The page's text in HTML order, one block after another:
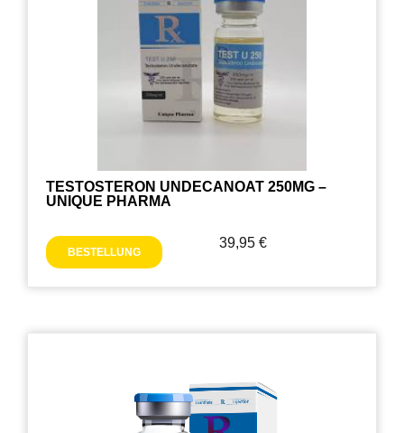
TESTOSTERON UNDECANOAT 250MG –
UNIQUE PHARMA
BESTELLUNG
39,95 €